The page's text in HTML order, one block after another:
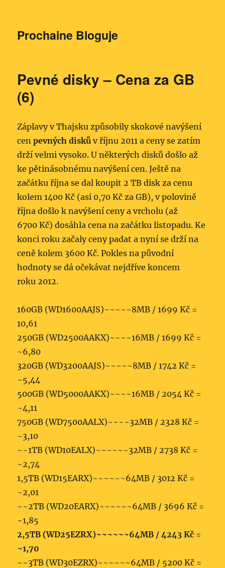
Prochaine Bloguje
Pevné disky – Cena za GB
(6)
Záplavy v Thajsku způsobily skokové navýšení
cenpevných disků v říjnu 2011 a ceny se zatím
drží velmi vysoko. U některých disků došlo až
ke pětinásobnému navýšení cen. Ještě na
začátku října se dal koupit 2 TB disk za cenu
kolem 1400 Kč (asi 0,70 Kč za GB), v polovině
října došlo k navýšení ceny a vrcholu (až
6700 Kč) dosáhla cena na začátku listopadu. Ke
konci roku začaly ceny padat a nyní se drží na
ceně kolem 3600 Kč. Pokles na původní
hodnoty se dá očekávat nejdříve koncem
roku 2012.
160GB (WD1600AAJS)~~~~~8MB / 1699 Kč =
10,61
250GB (WD2500AAKX)~~~~16MB / 1699 Kč =
~6,80
320GB (WD3200AAJS)~~~~~8MB / 1742 Kč =
~5,44
500GB (WD5000AAKX)~~~~16MB / 2054 Kč =
~4,11
750GB (WD7500AALX)~~~~32MB / 2328 Kč =
~3,10
~~1TB (WD10EALX)~~~~~~32MB / 2738 Kč =
~2,74
1,5TB (WD15EARX)~~~~~~64MB / 3012 Kč =
~2,01
~~2TB (WD20EARX)~~~~~~64MB / 3696 Kč =
~1,85
2,5TB (WD25EZRX)~~~~~~64MB / 4243 Kč =
~1,70
~~3TB (WD30EZRX)~~~~~~64MB / 5200 Kč =